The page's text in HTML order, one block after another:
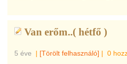
Van erőm..( hétfő )
5 éve | [Törölt felhasználó] | 0